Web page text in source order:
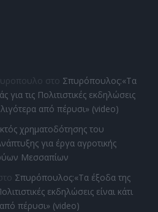
στο Σπυρόπουλος:«Τα
για τις Πολιτιστικές εκδηλώσεις
λιγότερα από πέρυσι» (video)
χρηματοδότησης του
για έργα αγροτικής
Μεσσαπίων
Σπυρόπουλος:«Τα έξοδα της
εκδηλώσεις είναι κάτι
πέρυσι» (video)